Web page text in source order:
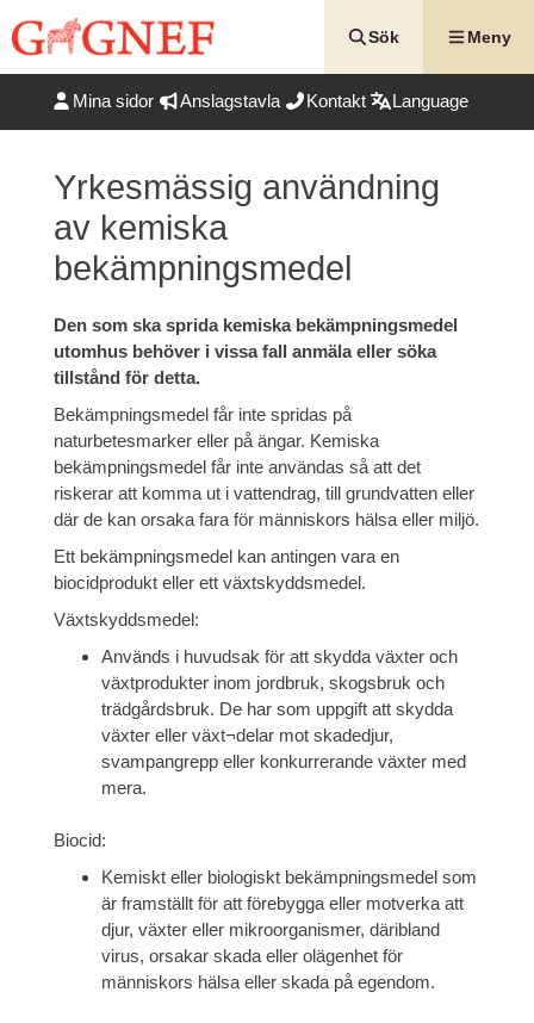
till
Sök Meny
Mina sidor Anslagstavla Kontakt Language
Yrkesmässig användning
av kemiska
bekämpningsmedel
Den som ska sprida kemiska bekämpningsmedel
utomhus behöver i vissa fall anmäla eller söka
tillstånd för detta.
Bekämpningsmedel får inte spridas på
naturbetesmarker eller på ängar. Kemiska
bekämpningsmedel får inte användas så att det
riskerar att komma ut i vattendrag, till grundvatten eller
där de kan orsaka fara för människors hälsa eller miljö.
Ett bekämpningsmedel kan antingen vara en
biocidprodukt eller ett växtskyddsmedel.
Växtskyddsmedel:
Används i huvudsak för att skydda växter och
växtprodukter inom jordbruk, skogsbruk och
trädgårdsbruk. De har som uppgift att skydda
växter eller växt¬delar mot skadedjur,
svampangrepp eller konkurrerande växter med
mera.
Biocid:
Kemiskt eller biologiskt bekämpningsmedel som
är framställt för att förebygga eller motverka att
djur, växter eller mikroorganismer, däribland
virus, orsakar skada eller olägenhet för
människors hälsa eller skada på egendom.